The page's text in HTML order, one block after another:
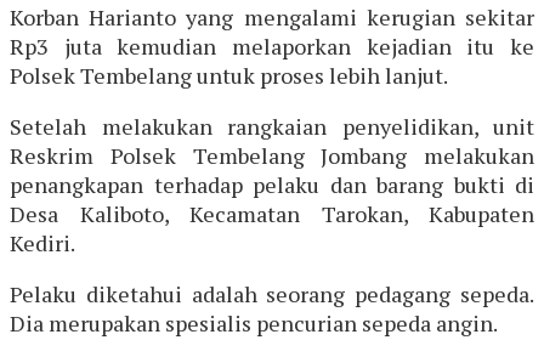
Korban Harianto yang mengalami kerugian sekitar
Rp3 juta kemudian melaporkan kejadian itu ke
Polsek Tembelang untuk proses lebih lanjut.
Setelah melakukan rangkaian penyelidikan, unit
Reskrim Polsek Tembelang Jombang melakukan
penangkapan terhadap pelaku dan barang bukti di
Desa Kaliboto, Kecamatan Tarokan, Kabupaten
Kediri.
Pelaku diketahui adalah seorang pedagang sepeda.
Dia merupakan spesialis pencurian sepeda angin.